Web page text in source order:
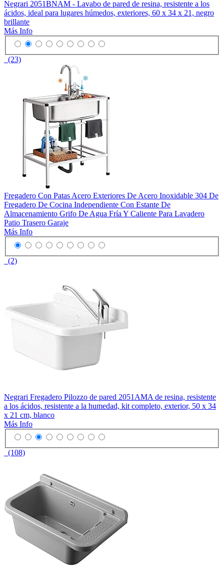
Negrari 2051BNAM - Lavabo de pared de resina, resistente a los
ácidos, ideal para lugares húmedos, exteriores, 60 x 34 x 21, negro
brillante
Más Info
(23)
Fregadero Con Patas Acero Exteriores De Acero Inoxidable 304 De
Fregadero De Cocina Independiente Con Estante De
Almacenamiento Grifo De Agua Fría Y Caliente Para Lavadero
Patio Trasero Garaje
Más Info
(2)
Negrari Fregadero Pilozzo de pared 2051AMA de resina, resistente
a los ácidos, resistente a la humedad, kit completo, exterior, 50 x 34
x 21 cm, blanco
Más Info
(108)